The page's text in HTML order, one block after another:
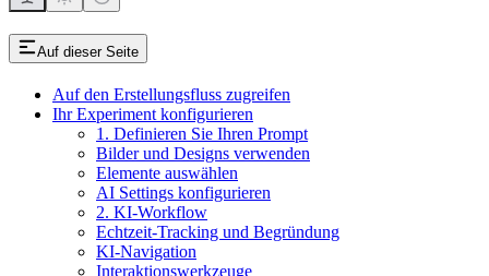
Auf dieser Seite
Auf den Erstellungsfluss zugreifen
Ihr Experiment konfigurieren
1. Definieren Sie Ihren Prompt
Bilder und Designs verwenden
Elemente auswählen
AI Settings konfigurieren
2. KI-Workflow
Echtzeit-Tracking und Begründung
KI-Navigation
Interaktionswerkzeuge